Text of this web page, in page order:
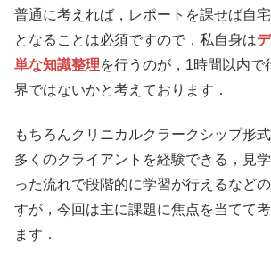
普通に考えれば，レポートを課せば自
となることは必須ですので，私自身は
単な知識整理を行うのが，1時間以内で
界ではないかと考えております．
もちろんクリニカルクラークシップ形
多くのクライアントを経験できる，見
った流れで段階的に学習が行えるなど
すが，今回は主に課題に焦点を当てて
ます．